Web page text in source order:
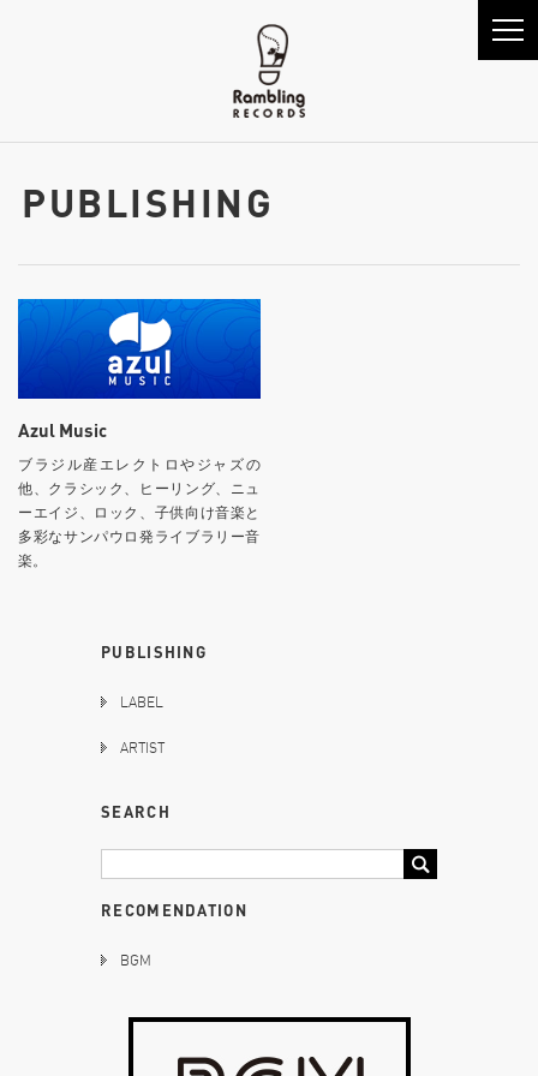
PUBLISHING
Azul Music
ブラジル産エレクトロやジャズの
他、クラシック、ヒーリング、ニュ
ーエイジ、ロック、子供向け音楽と
多彩なサンパウロ発ライブラリー音
楽。
PUBLISHING
LABEL
ARTIST
SEARCH
RECOMENDATION
BGM